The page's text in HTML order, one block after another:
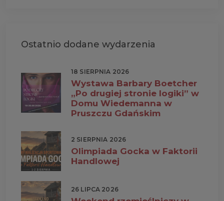
Ostatnio dodane wydarzenia
18 SIERPNIA 2026
Wystawa Barbary Boetcher
„Po drugiej stronie logiki” w
Domu Wiedemanna w
Pruszczu Gdańskim
2 SIERPNIA 2026
Olimpiada Gocka w Faktorii
Handlowej
26 LIPCA 2026